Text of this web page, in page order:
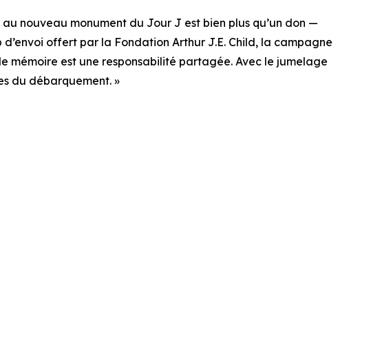
nouveau monument du Jour J est bien plus qu’un don —
offert par la Fondation Arthur J.E. Child, la campagne
mémoire est une responsabilité partagée. Avec le jumelage
du débarquement. »